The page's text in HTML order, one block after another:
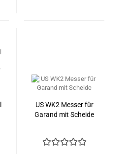
US WK2 Messer für
Garand mit Scheide